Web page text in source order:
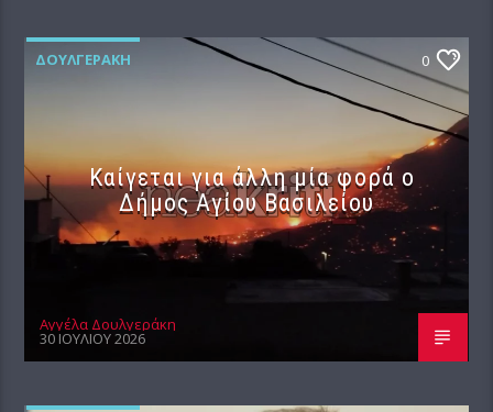
ΔΟΥΛΓΕΡΆΚΗ 0
Καίγεται για άλλη μία φορά ο
Δήμος Αγίου Βασιλείου
Αγγέλα Δουλγεράκη
30 ΙΟΥΛΊΟΥ 2026